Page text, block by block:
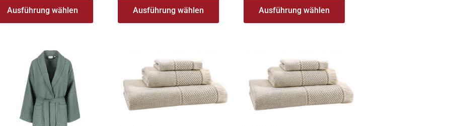
Ausführung wählen Ausführung wählen Ausführung wählen
Produkt
weist
mehrere
Varianten
Produkt
weist
mehrere
Varianten